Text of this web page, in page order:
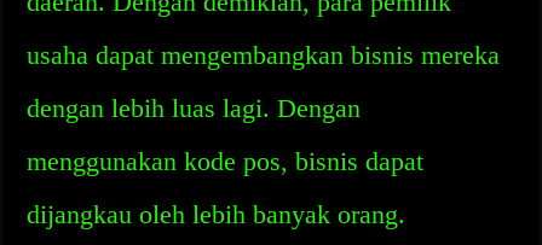
usaha dapat mengembangkan bisnis mereka
dengan lebih luas lagi. Dengan
menggunakan kode pos, bisnis dapat
dijangkau oleh lebih banyak orang.